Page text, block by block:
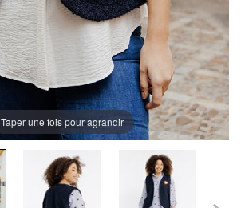
Taper une fois pour agrandir